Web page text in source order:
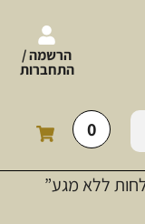
הרשמה /
התחברות
0
ללא מגע”